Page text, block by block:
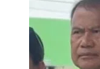
ច្រើនជាង។ បច្ចុប្បន្ន
ទៅរកត្រីនៅបឹងភូមិចាស់
ភាពក្ដៅហួតហែង ពិសេ
សាលាតាព្រហ្មម្នាក់ទ
ជ្រៅជ្រះ។ បុរសមាឌស្គ